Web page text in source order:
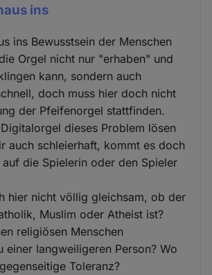
ins
ins Bewusstsein der Menschen
Orgel nicht nur "erhaben" und
kann, sondern auch
doch muss hier doch nicht
der Pfeifenorgel stattfinden.
dieses Problem lösen
auch schleierhaft, kommt es doch
die Spielerin oder den Spieler
hier nicht völlig gleichsam, ob der
Muslim oder Atheist ist?
religiösen Menschen
einer langweiligeren Person? Wo
Toleranz?